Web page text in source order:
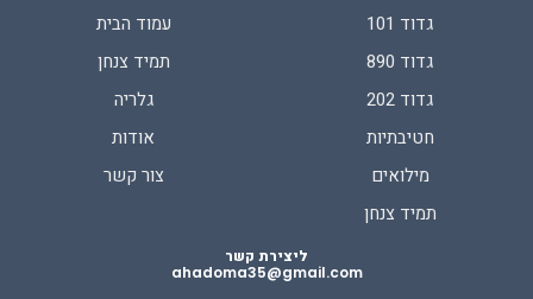
גדוד 101
גדוד 890
גדוד 202
חטיבתיות
מילואים
תמיד צנחן
עמוד הבית
תמיד צנחן
גלריה
אודות
צור קשר
ליצירת קשר
ahadoma35@gmail.com